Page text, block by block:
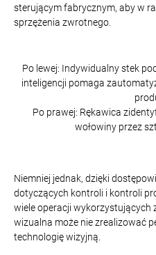
sterującym fabrycznym, aby w
sprzężenia zwrotnego.
Po lewej: Indywidualny stek
inteligencji pomaga
Po prawej: Rękawica
wołowiny przez
Niemniej jednak, dzięki
dotyczących kontroli i kontroli
wiele operacji wykorzystujących
wizualna może nie zrealizować
technologię wizyjną.